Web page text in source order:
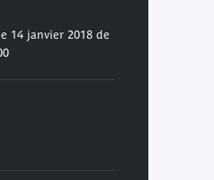
14 janvier 2018 de